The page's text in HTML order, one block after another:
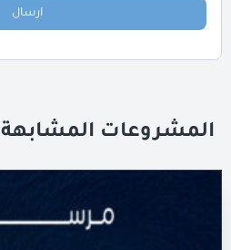
ارسال
المشروعات المشابهة